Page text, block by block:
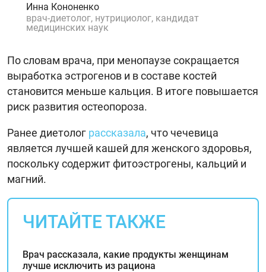
Инна Кононенко
врач-диетолог, нутрициолог, кандидат
медицинских наук
По словам врача, при менопаузе сокращается
выработка эстрогенов и в составе костей
становится меньше кальция. В итоге повышается
риск развития остеопороза.
Ранее диетолог рассказала, что чечевица
является лучшей кашей для женского здоровья,
поскольку содержит фитоэстрогены, кальций и
магний.
ЧИТАЙТЕ ТАКЖЕ
Врач рассказала, какие продукты женщинам
лучше исключить из рациона